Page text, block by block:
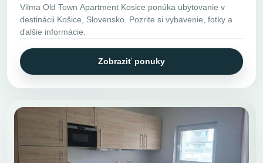
Vilma Old Town Apartment Kosice ponúka ubytovanie v
destinácii Košice, Slovensko. Pozrite si vybavenie, fotky a
ďalšie informácie.
Zobraziť ponuky